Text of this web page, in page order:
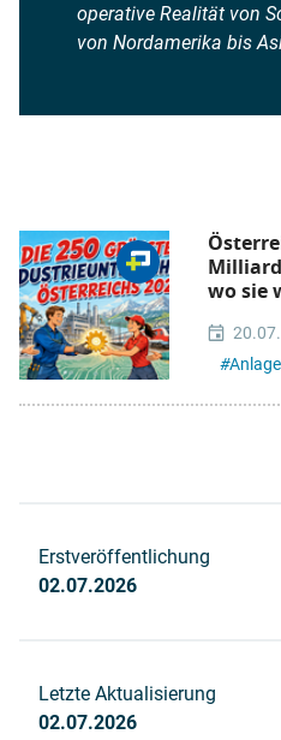
operative Realität von
von Nordamerika bis
wo sie
#
Erstveröffentlichung
02.07.2026
Letzte Aktualisierung
02.07.2026